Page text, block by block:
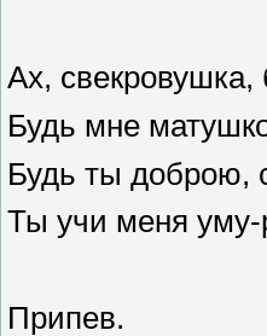
Ах,
Будь мне
Будь ты доброю,
Ты учи меня уму-
Припев.